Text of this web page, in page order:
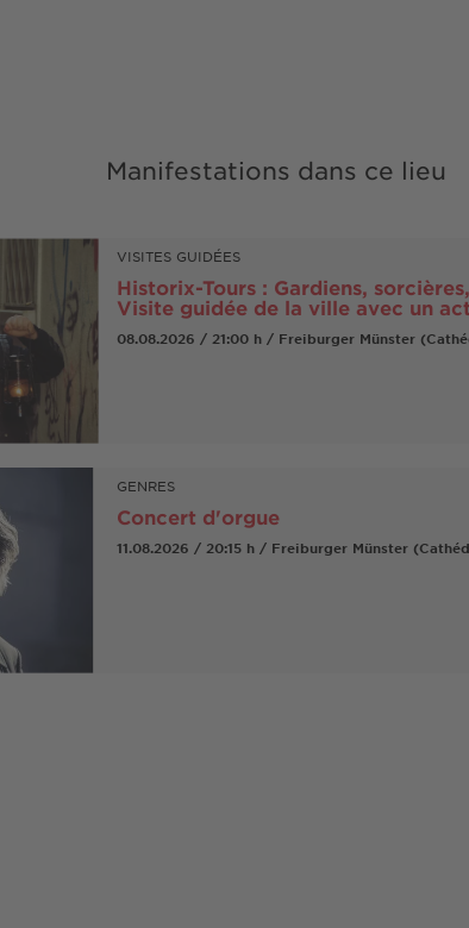
Manifestations dans ce lieu
VISITES GUIDÉES
Historix-Tours : Gardiens,
Visite guidée de la ville avec un
08.08.2026 / 21:00 h / Freiburger Münster
GENRES
Concert d'orgue
11.08.2026 / 20:15 h / Freiburger Münster